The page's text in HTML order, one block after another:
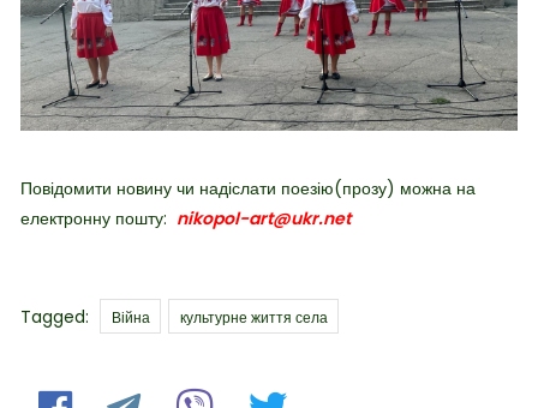
Повідомити новину чи надіслати поезію(прозу) можна на
електронну пошту: nikopol-art@ukr.net
Tagged: Tags
Війна культурне життя села